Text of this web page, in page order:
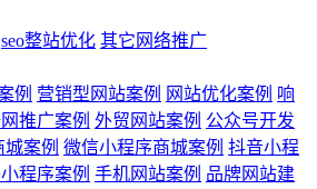
seo整站优化 其它网络推广
例 营销型网站案例 网站优化案例 响
推广案例 外贸网站案例 公众号开发
案例 微信小程序商城案例 抖音小程
程序案例 手机网站案例 品牌网站建